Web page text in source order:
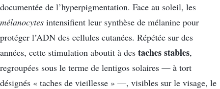
documentée de l’hyperpigmentation. Face au soleil, les
mélanocytes intensifient leur synthèse de mélanine pour
protéger l’ADN des cellules cutanées. Répétée sur des
années, cette stimulation aboutit à des taches stables,
regroupées sous le terme de lentigos solaires — à tort
désignés « taches de vieillesse » —, visibles sur le visage, le